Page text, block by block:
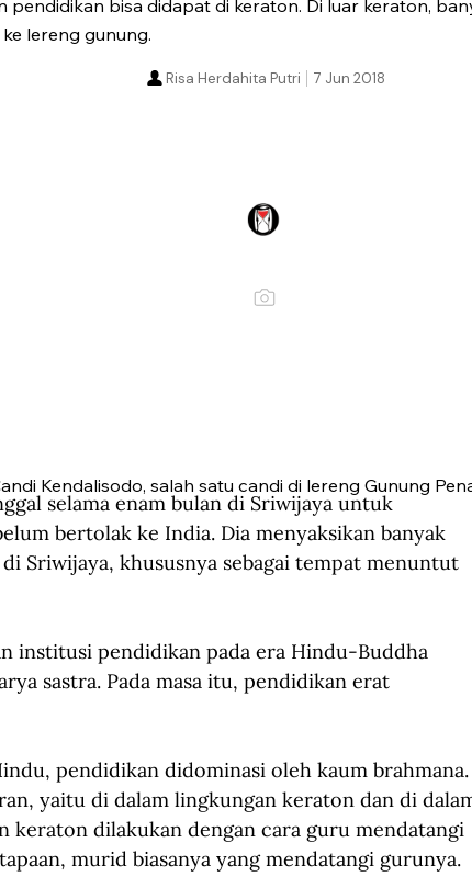
pendidikan bisa didapat di keraton. Di luar keraton,
lereng gunung.
7 Jun 2018
Risa Herdahita Putri
Kendalisodo, salah satu candi di lereng Gunung
selama enam bulan di Sriwijaya untuk
bertolak ke India. Dia menyaksikan banyak
Sriwijaya, khususnya sebagai tempat menuntut
institusi pendidikan pada era Hindu-Buddha
sastra. Pada masa itu, pendidikan erat
pendidikan didominasi oleh kaum brahmana.
yaitu di dalam lingkungan keraton dan di
keraton dilakukan dengan cara guru mendatangi
murid biasanya yang mendatangi gurunya.